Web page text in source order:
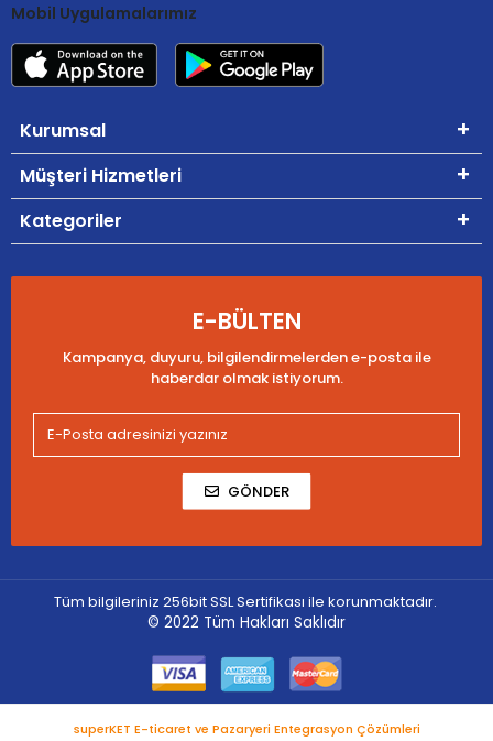
Mobil Uygulamalarımız
Kurumsal
Müşteri Hizmetleri
Kategoriler
E-BÜLTEN
Kampanya, duyuru, bilgilendirmelerden e-posta ile
haberdar olmak istiyorum.
GÖNDER
Tüm bilgileriniz 256bit SSL Sertifikası ile korunmaktadır.
© 2022 Tüm Hakları Saklıdır
superKET E-ticaret ve Pazaryeri Entegrasyon Çözümleri